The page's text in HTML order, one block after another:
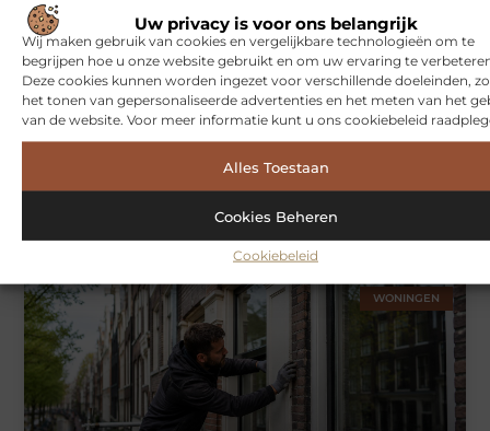
Uw privacy is voor ons belangrijk
Wij maken gebruik van cookies en vergelijkbare technologieën om te
begrijpen hoe u onze website gebruikt en om uw ervaring te
Deze cookies kunnen worden ingezet voor verschillende doeleinden,
het tonen van gepersonaliseerde advertenties en het meten van het
van de website. Voor meer informatie kunt u ons cookiebeleid
Alles Toestaan
Cookies Beheren
Cookiebeleid
WONINGEN